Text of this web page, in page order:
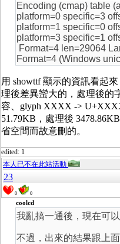
Encoding (cmap) table
platform=0 specific=3
platform=1 specific=0
platform=3 specific=1
Format=4 len=29064
Format=4 (Windows
用 showttf 顯示的資訊看起
理後差異蠻大的，處理後的
容、glyph XXXX ->
51.79KB，處理後
省空間而故意刪的。
edited: 1
本人已不在此站活動
23
0 0
coolcd
我亂搞一通後，現在可
不過，出來的結果跟上